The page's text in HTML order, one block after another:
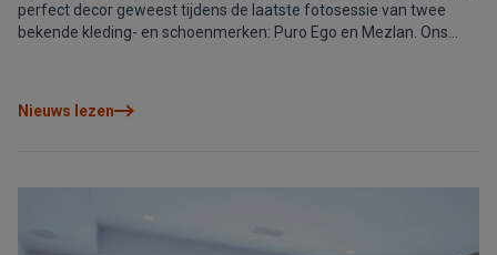
perfect decor geweest tijdens de laatste fotosessie van twee
bekende kleding- en schoenmerken: Puro Ego en Mezlan. Ons
Nieuws lezen